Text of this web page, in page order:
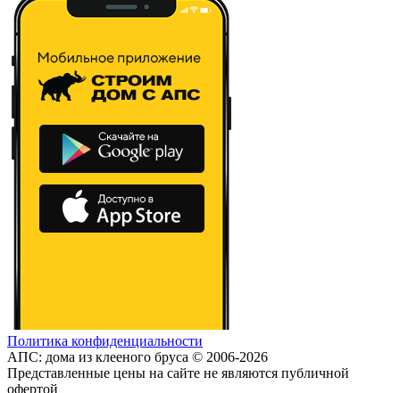
Политика конфиденциальности
АПС: дома из клееного бруса © 2006-2026
Представленные цены на сайте не являются публичной
офертой